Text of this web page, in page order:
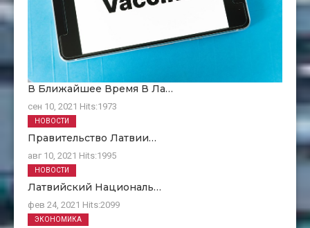
В Ближайшее Время В Ла…
сен 10, 2021 Hits:1973
Правительство Латвии…
авг 10, 2021 Hits:1995
НОВОСТИ
Латвийский Националь…
фев 24, 2021 Hits:2099
НОВОСТИ
ЭКОНОМИКА